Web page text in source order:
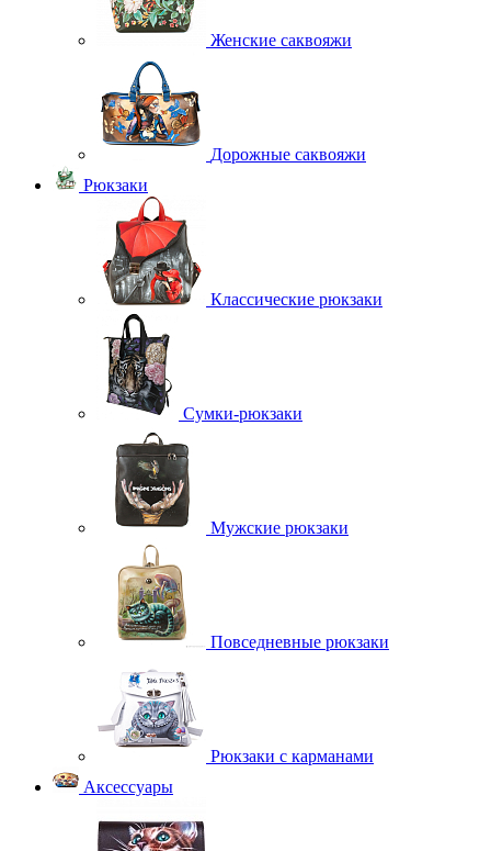
Женские саквояжи
Дорожные саквояжи
Рюкзаки
Классические рюкзаки
Сумки-рюкзаки
Мужские рюкзаки
Повседневные рюкзаки
Рюкзаки с карманами
Аксессуары